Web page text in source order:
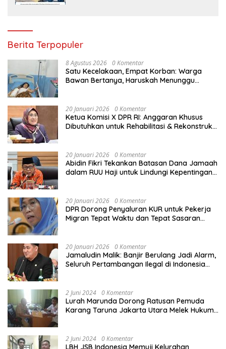
Berita Terpopuler
8 Agustus 2026 0 Komentar
Satu Kecelakaan, Empat Korban: Warga
Bawan Bertanya, Haruskah Menunggu
20 Januari 2026 0 Komentar
Ketua Komisi X DPR RI: Anggaran Khusus
Dibutuhkan untuk Rehabilitasi & Rekonstruksi
20 Januari 2026 0 Komentar
Abidin Fikri Tekankan Batasan Dana Jamaah
dalam RUU Haji untuk Lindungi Kepentingan
20 Januari 2026 0 Komentar
DPR Dorong Penyaluran KUR untuk Pekerja
Migran Tepat Waktu dan Tepat Sasaran
20 Januari 2026 0 Komentar
Jamaludin Malik: Banjir Berulang Jadi Alarm,
Seluruh Pertambangan Ilegal di Indonesia
2 Juni 2024 0 Komentar
Lurah Marunda Dorong Ratusan Pemuda
Karang Taruna Jakarta Utara Melek Hukum
2 Juni 2024 0 Komentar
LBH JSB Indonesia Memuji Kelurahan